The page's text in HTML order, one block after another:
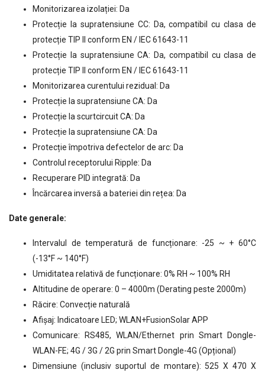
Monitorizarea izolației: Da
Protecție la supratensiune CC: Da, compatibil cu clasa de
protecție TIP II conform EN / IEC 61643-11
Protecție la supratensiune CA: Da, compatibil cu clasa de
protecție TIP II conform EN / IEC 61643-11
Monitorizarea curentului rezidual: Da
Protecție la supratensiune CA: Da
Protecție la scurtcircuit CA: Da
Protecție la supratensiune CA: Da
Protecție împotriva defectelor de arc: Da
Controlul receptorului Ripple: Da
Recuperare PID integrată: Da
Încărcarea inversă a bateriei din rețea: Da
Date generale:
Intervalul de temperatură de funcționare: -25 ~ + 60°C
(-13°F ~ 140°F)
Umiditatea relativă de funcționare: 0% RH ~ 100% RH
Altitudine de operare: 0 – 4000m (Derating peste 2000m)
Răcire: Convecție naturală
Afişaj: Indicatoare LED; WLAN+FusionSolar APP
Comunicare: RS485, WLAN/Ethernet prin Smart Dongle-
WLAN-FE; 4G / 3G / 2G prin Smart Dongle-4G (Opțional)
Dimensiune (inclusiv suportul de montare): 525 X 470 X